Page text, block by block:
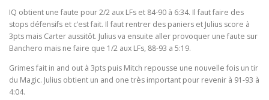
IQ obtient une faute pour 2/2 aux LFs et 84-90 à 6:34. Il faut faire des
stops défensifs et c’est fait. Il faut rentrer des paniers et Julius score à
3pts mais Carter aussitôt. Julius va ensuite aller provoquer une faute sur
Banchero mais ne faire que 1/2 aux LFs, 88-93 a 5:19.
Grimes fait in and out à 3pts puis Mitch repousse une nouvelle fois un tir
du Magic. Julius obtient un and one très important pour revenir à 91-93 à
4:04.